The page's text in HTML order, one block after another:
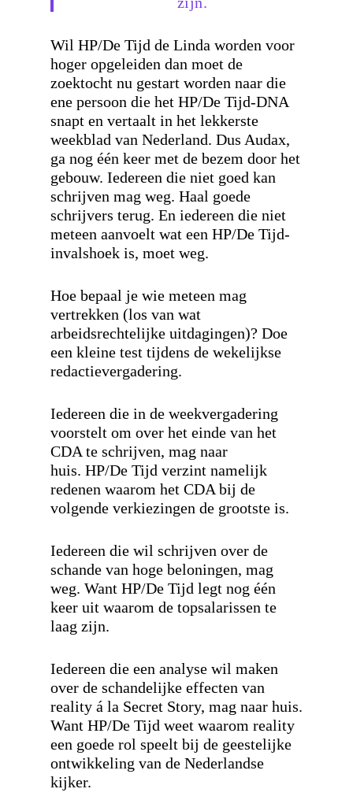
Wil HP/De Tijd de Linda worden voor
hoger opgeleiden dan moet de
zoektocht nu gestart worden naar die
ene persoon die het HP/De Tijd-DNA
snapt en vertaalt in het lekkerste
weekblad van Nederland. Dus Audax,
ga nog één keer met de bezem door het
gebouw. Iedereen die niet goed kan
schrijven mag weg. Haal goede
schrijvers terug. En iedereen die niet
meteen aanvoelt wat een HP/De Tijd-
invalshoek is, moet weg.
Hoe bepaal je wie meteen mag
vertrekken (los van wat
arbeidsrechtelijke uitdagingen)? Doe
een kleine test tijdens de wekelijkse
redactievergadering.
Iedereen die in de weekvergadering
voorstelt om over het einde van het
CDA te schrijven, mag naar
huis. HP/De Tijd verzint namelijk
redenen waarom het CDA bij de
volgende verkiezingen de grootste is.
Iedereen die wil schrijven over de
schande van hoge beloningen, mag
weg. Want HP/De Tijd legt nog één
keer uit waarom de topsalarissen te
laag zijn.
Iedereen die een analyse wil maken
over de schandelijke effecten van
reality á la Secret Story, mag naar huis.
Want HP/De Tijd weet waarom reality
een goede rol speelt bij de geestelijke
ontwikkeling van de Nederlandse
kijker.